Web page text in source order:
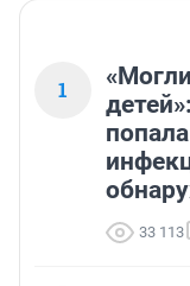
1
33 113